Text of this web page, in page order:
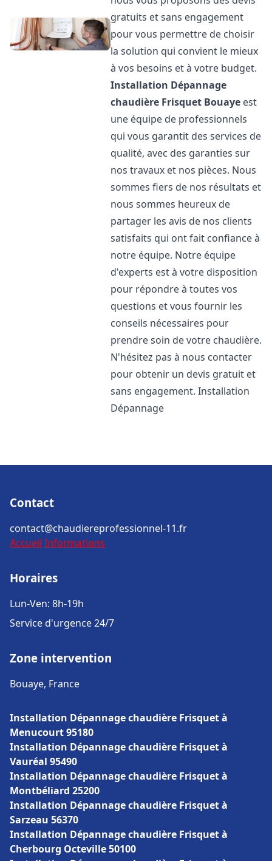
gratuits et sans engagement
pour vous permettre de choisir
la solution qui convient le mieux
à vos besoins et à votre budget.
Installation Dépannage
chaudière Frisquet Bouaye est
une équipe de professionnels
qui vous garantit des services de
qualité, avec des garanties sur
nos travaux et nos pièces. Nous
sommes fiers de nos résultats et
nous sommes heureux de
partager les avis de nos clients
satisfaits qui ont fait confiance à
notre équipe. Notre équipe
d'experts est à votre disposition
pour répondre à toutes vos
questions et vous fournir les
conseils nécessaires pour
prendre soin de votre chaudière.
N'hésitez pas à nous contacter
pour obtenir un devis gratuit et
sans engagement. Installation
Dépannage
Contact
contact@chaudiereprofessionnel-11.fr
Accueil Informations
Horaires
Lun-Ven: 8h-19h
Service d'urgence 24/7
Zone intervention
Bouaye, France
Installation Dépannage chaudière Frisquet à
Menucourt 95180
Installation Dépannage chaudière Frisquet à
Vauréal 95490
Installation Dépannage chaudière Frisquet à
Montbéliard 25200
Installation Dépannage chaudière Frisquet à
Sarzeau 56370
Installation Dépannage chaudière Frisquet à
Cherbourg Octeville 50100